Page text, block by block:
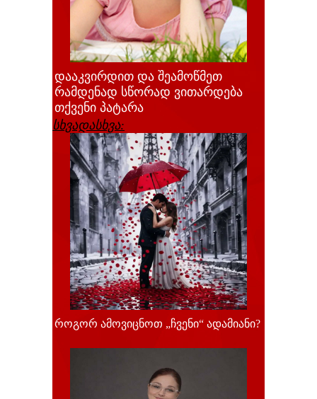
დააკვირდით და შეამოწმეთ
რამდენად სწორად ვითარდება
თქვენი პატარა
სხვადასხვა:
როგორ ამოვიცნოთ „ჩვენი“ ადამიანი?